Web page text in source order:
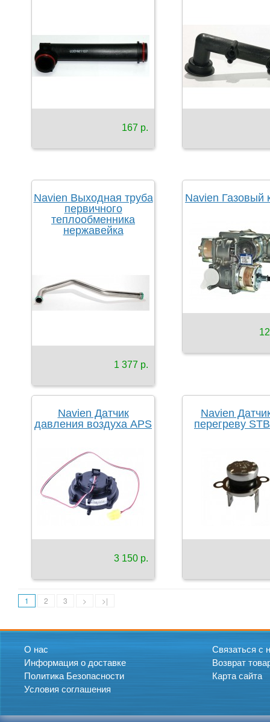
167 р.
Navien Выходная труба
первичного
теплообменника
нержавейка
1 377 р.
Navien Газовый
Navien Датчик
давления воздуха APS
3 150 р.
Navien
перегреву
1 2 3 > >|
О нас
Информация о доставке
Политика Безопасности
Условия соглашения
Связаться с
Возврат
Карта сайта